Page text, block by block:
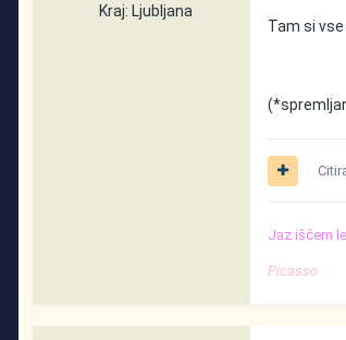
Kraj: Ljubljana
Tam si
Jaz iščem
Picasso